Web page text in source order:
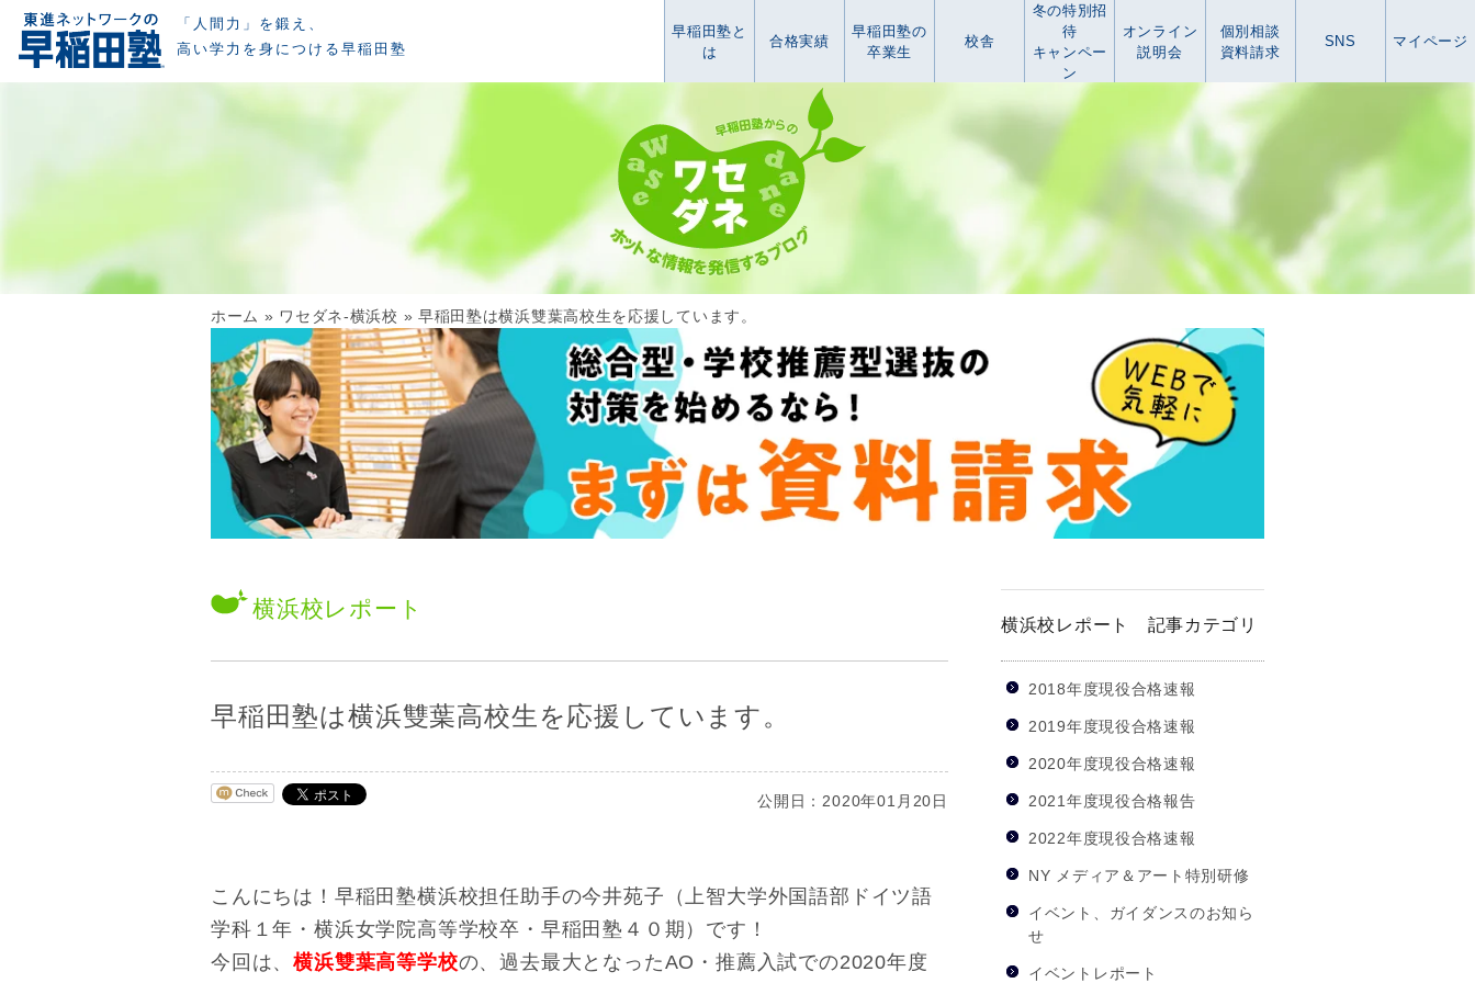
「人間力」を鍛え、
高い学力を身につける早稲田塾
早稲田塾と
は
合格実績
早稲田塾の
卒業生
校舎
冬の特別招
待
キャンペー
ン
オンライン
説明会
個別相談
資料請求
SNS マイページ
ホーム » ワセダネ-横浜校 » 早稲田塾は横浜雙葉高校生を応援しています。
横浜校レポート
早稲田塾は横浜雙葉高校生を応援しています。
公開日：2020年01月20日
こんにちは！早稲田塾横浜校担任助手の今井苑子（上智大学外国語部ドイツ語
学科１年・横浜女学院高等学校卒・早稲田塾４０期）です！
今回は、横浜雙葉高等学校の、過去最大となったAO・推薦入試での2020年度
横浜校レポート 記事カテゴリ
2018年度現役合格速報
2019年度現役合格速報
2020年度現役合格速報
2021年度現役合格報告
2022年度現役合格速報
NY メディア＆アート特別研修
イベント、ガイダンスのお知ら
せ
イベントレポート